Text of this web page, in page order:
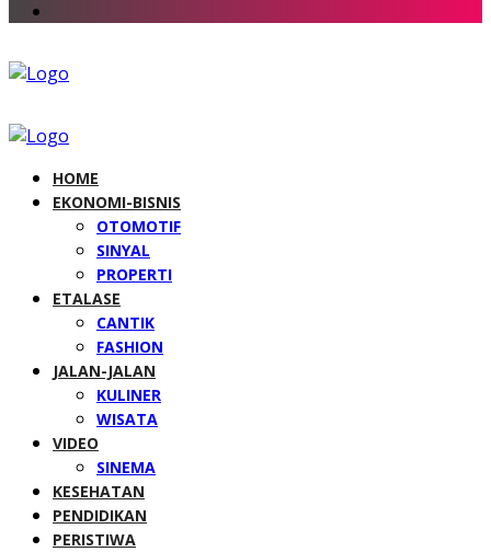
HOME
EKONOMI-BISNIS
OTOMOTIF
SINYAL
PROPERTI
ETALASE
CANTIK
FASHION
JALAN-JALAN
KULINER
WISATA
VIDEO
SINEMA
KESEHATAN
PENDIDIKAN
PERISTIWA